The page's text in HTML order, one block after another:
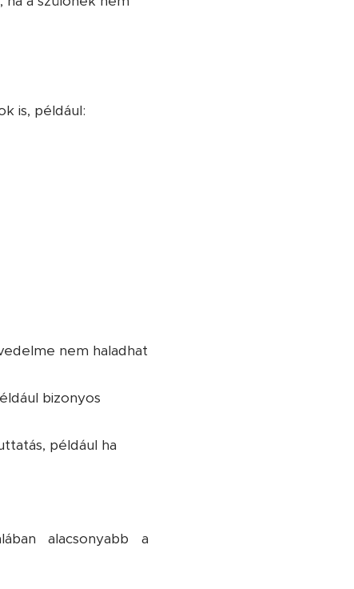
is, például:
nem haladhat
bizonyos
például ha
alacsonyabb a